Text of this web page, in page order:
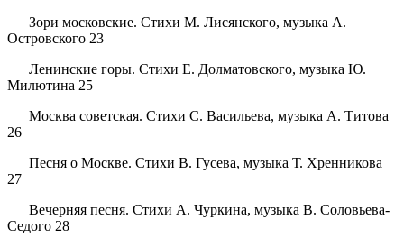
Зори московские. Стихи М. Лисянского, музыка А.
Островского 23
Ленинские горы. Стихи Е. Долматовского, музыка Ю.
Милютина 25
Москва советская. Стихи С. Васильева, музыка А. Титова
26
Песня о Москве. Стихи В. Гусева, музыка Т. Хренникова
27
Вечерняя песня. Стихи А. Чуркина, музыка В. Соловьева-
Седого 28